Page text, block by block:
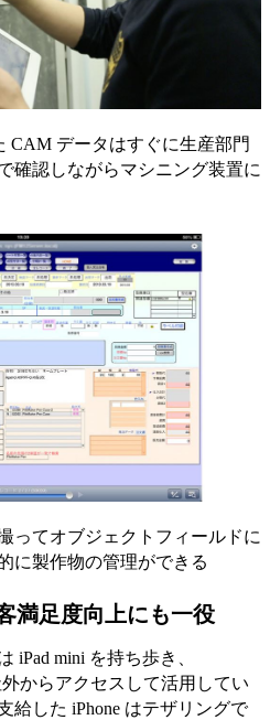
CAM データはすぐに生産部門
確認しながらマシニング装置に
ってオブジェクトフィールドに
に製作物の管理ができる
満足度向上にも一役
iPad mini を持ち歩き、
からアクセスして活用してい
給した iPhone はテザリングで